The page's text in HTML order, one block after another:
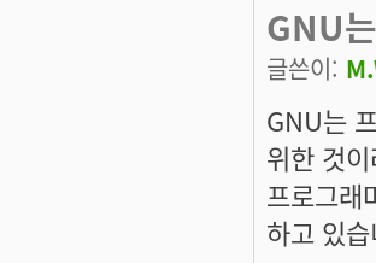
GNU
글쓴이:
GNU는
위한 것
프로그래
하고 있